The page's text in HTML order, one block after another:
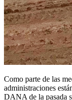
Como parte de las
administraciones
DANA de la pasada